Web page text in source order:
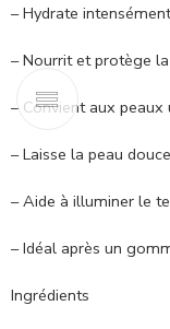
– Hydrate
– Nourrit et protège
– Convient aux peaux
– Laisse la peau
– Aide à illuminer le
– Idéal après un
Ingrédients